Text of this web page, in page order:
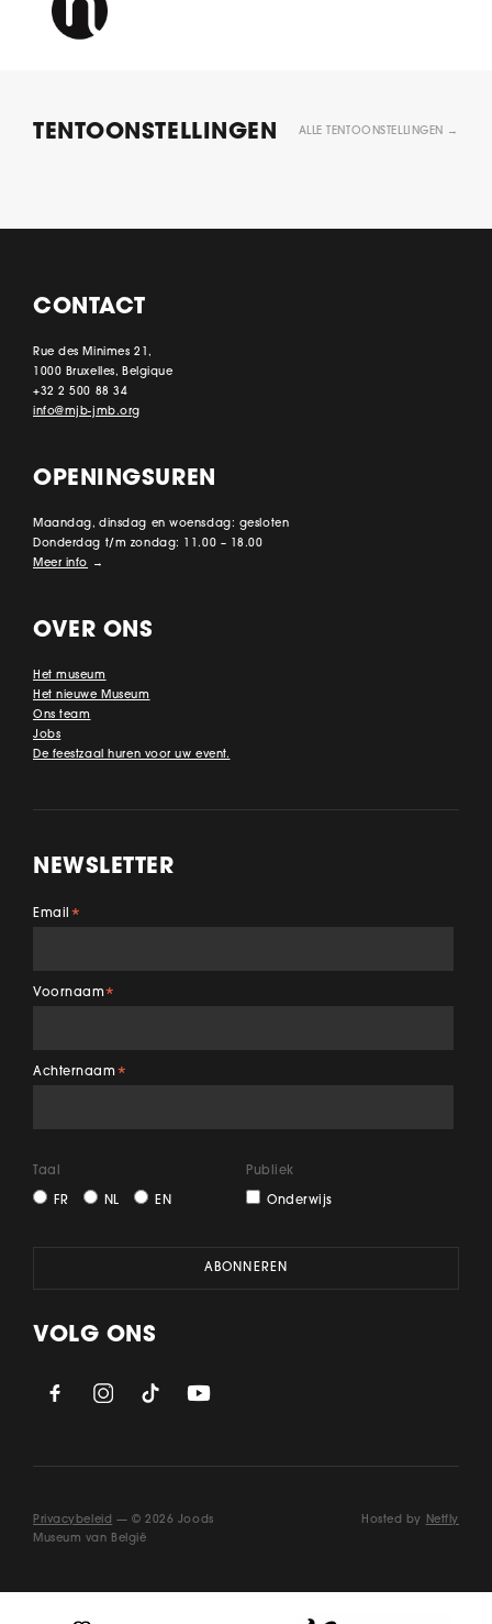
TENTOONSTELLINGEN ALLE TENTOONSTELLINGEN →
CONTACT
Rue des Minimes 21,
1000 Bruxelles, Belgique
+32 2 500 88 34
info@mjb-jmb.org
OPENINGSUREN
Maandag, dinsdag en woensdag: gesloten
Donderdag t/m zondag: 11.00 – 18.00
Meer info →
OVER ONS
Het museum
Het nieuwe Museum
Ons team
Jobs
De feestzaal huren voor uw event.
NEWSLETTER
Email *
Voornaam*
Achternaam*
Taal
FR NL EN
Publiek
Onderwijs
VOLG ONS
Privacybeleid — © 2026 Joods
Museum van België
Hosted by Netfly